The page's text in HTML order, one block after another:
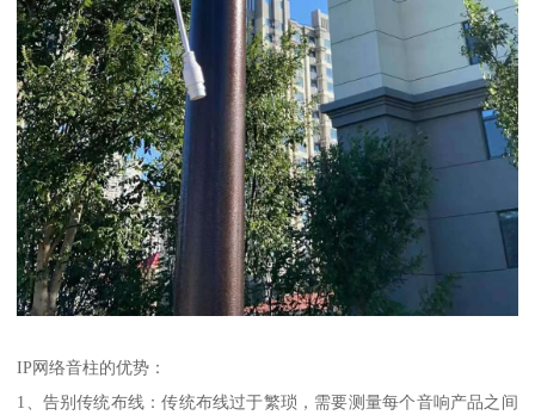
IP网络音柱的优势：
1、告别传统布线：传统布线过于繁琐，需要测量每个音响产品之间